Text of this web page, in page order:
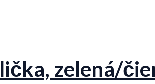
zelená/